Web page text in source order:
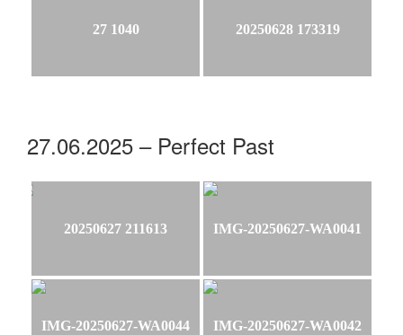
27 1040 20250628 173319
27.06.2025 – Perfect Past
20250627 211613 IMG-20250627-WA0041
IMG-20250627-WA0044 IMG-20250627-WA0042